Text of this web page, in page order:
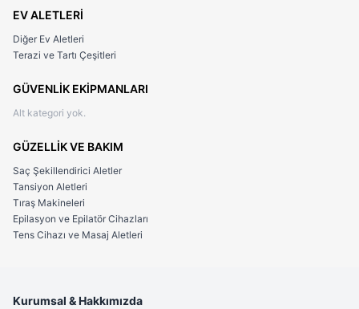
EV ALETLERİ
Diğer Ev Aletleri
Terazi ve Tartı Çeşitleri
GÜVENLİK EKİPMANLARI
Alt kategori yok.
GÜZELLİK VE BAKIM
Saç Şekillendirici Aletler
Tansiyon Aletleri
Tıraş Makineleri
Epilasyon ve Epilatör Cihazları
Tens Cihazı ve Masaj Aletleri
Kurumsal & Hakkımızda